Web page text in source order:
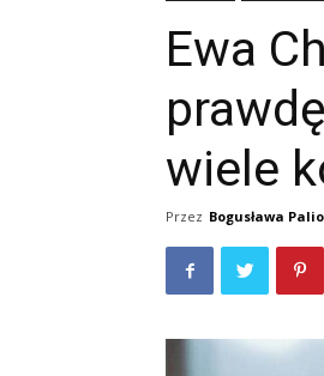
Ewa
wiele
Przez Bogusława